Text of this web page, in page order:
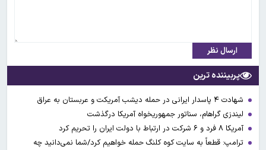
ارسال نظر
پربیننده ترین
شهادت ۴ پاسدار ایرانی در حمله دیشب آمریکت و عربستان به عراق
لیندزی گراهام، سناتور جمهوریخواه آمریکا درگذشت
آمریکا ۸ فرد و ۶ شرکت در ارتباط با دولت ایران را تحریم کرد
ترامپ: قطعاً به سایت کوه کلنگ حمله خواهیم کرد/شما نمی‌دانید چه